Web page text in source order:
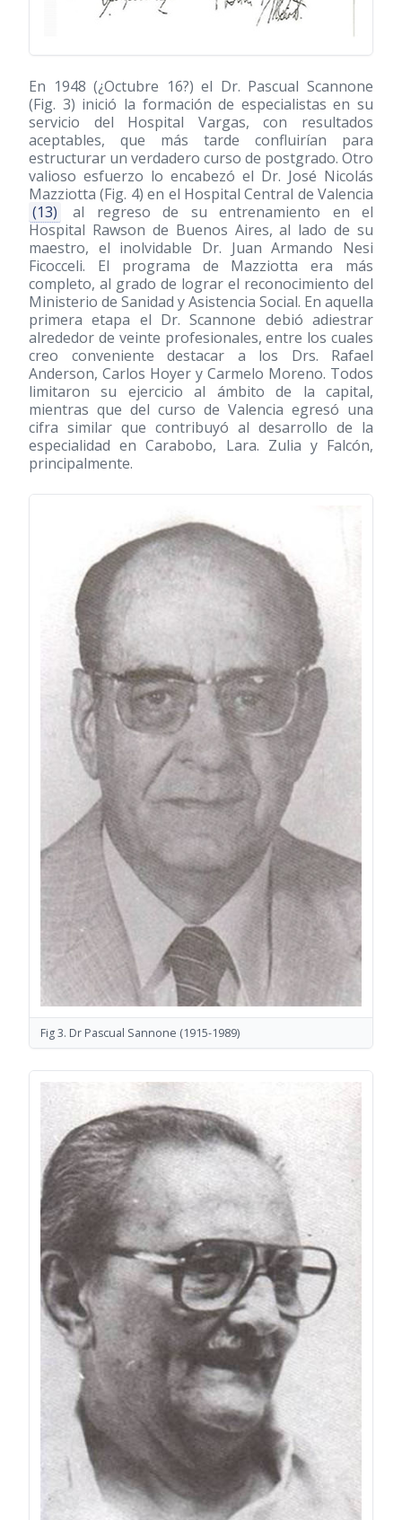
En 1948 (¿Octubre 16?) el Dr. Pascual Scannone
(Fig. 3) inició la formación de especialistas en su
servicio del Hospital Vargas, con resultados
aceptables, que más tarde confluirían para
estructurar un verdadero curso de postgrado. Otro
valioso esfuerzo lo encabezó el Dr. José Nicolás
Mazziotta (Fig. 4) en el Hospital Central de Valencia
(13)
al regreso de su entrenamiento en el
Hospital Rawson de Buenos Aires, al lado de su
maestro, el inolvidable Dr. Juan Armando Nesi
Ficocceli. El programa de Mazziotta era más
completo, al grado de lograr el reconocimiento del
Ministerio de Sanidad y Asistencia Social. En aquella
primera etapa el Dr. Scannone debió adiestrar
alrededor de veinte profesionales, entre los cuales
creo conveniente destacar a los Drs. Rafael
Anderson, Carlos Hoyer y Carmelo Moreno. Todos
limitaron su ejercicio al ámbito de la capital,
mientras que del curso de Valencia egresó una
cifra similar que contribuyó al desarrollo de la
especialidad en Carabobo, Lara. Zulia y Falcón,
principalmente.
Fig 3. Dr Pascual Sannone (1915-1989)